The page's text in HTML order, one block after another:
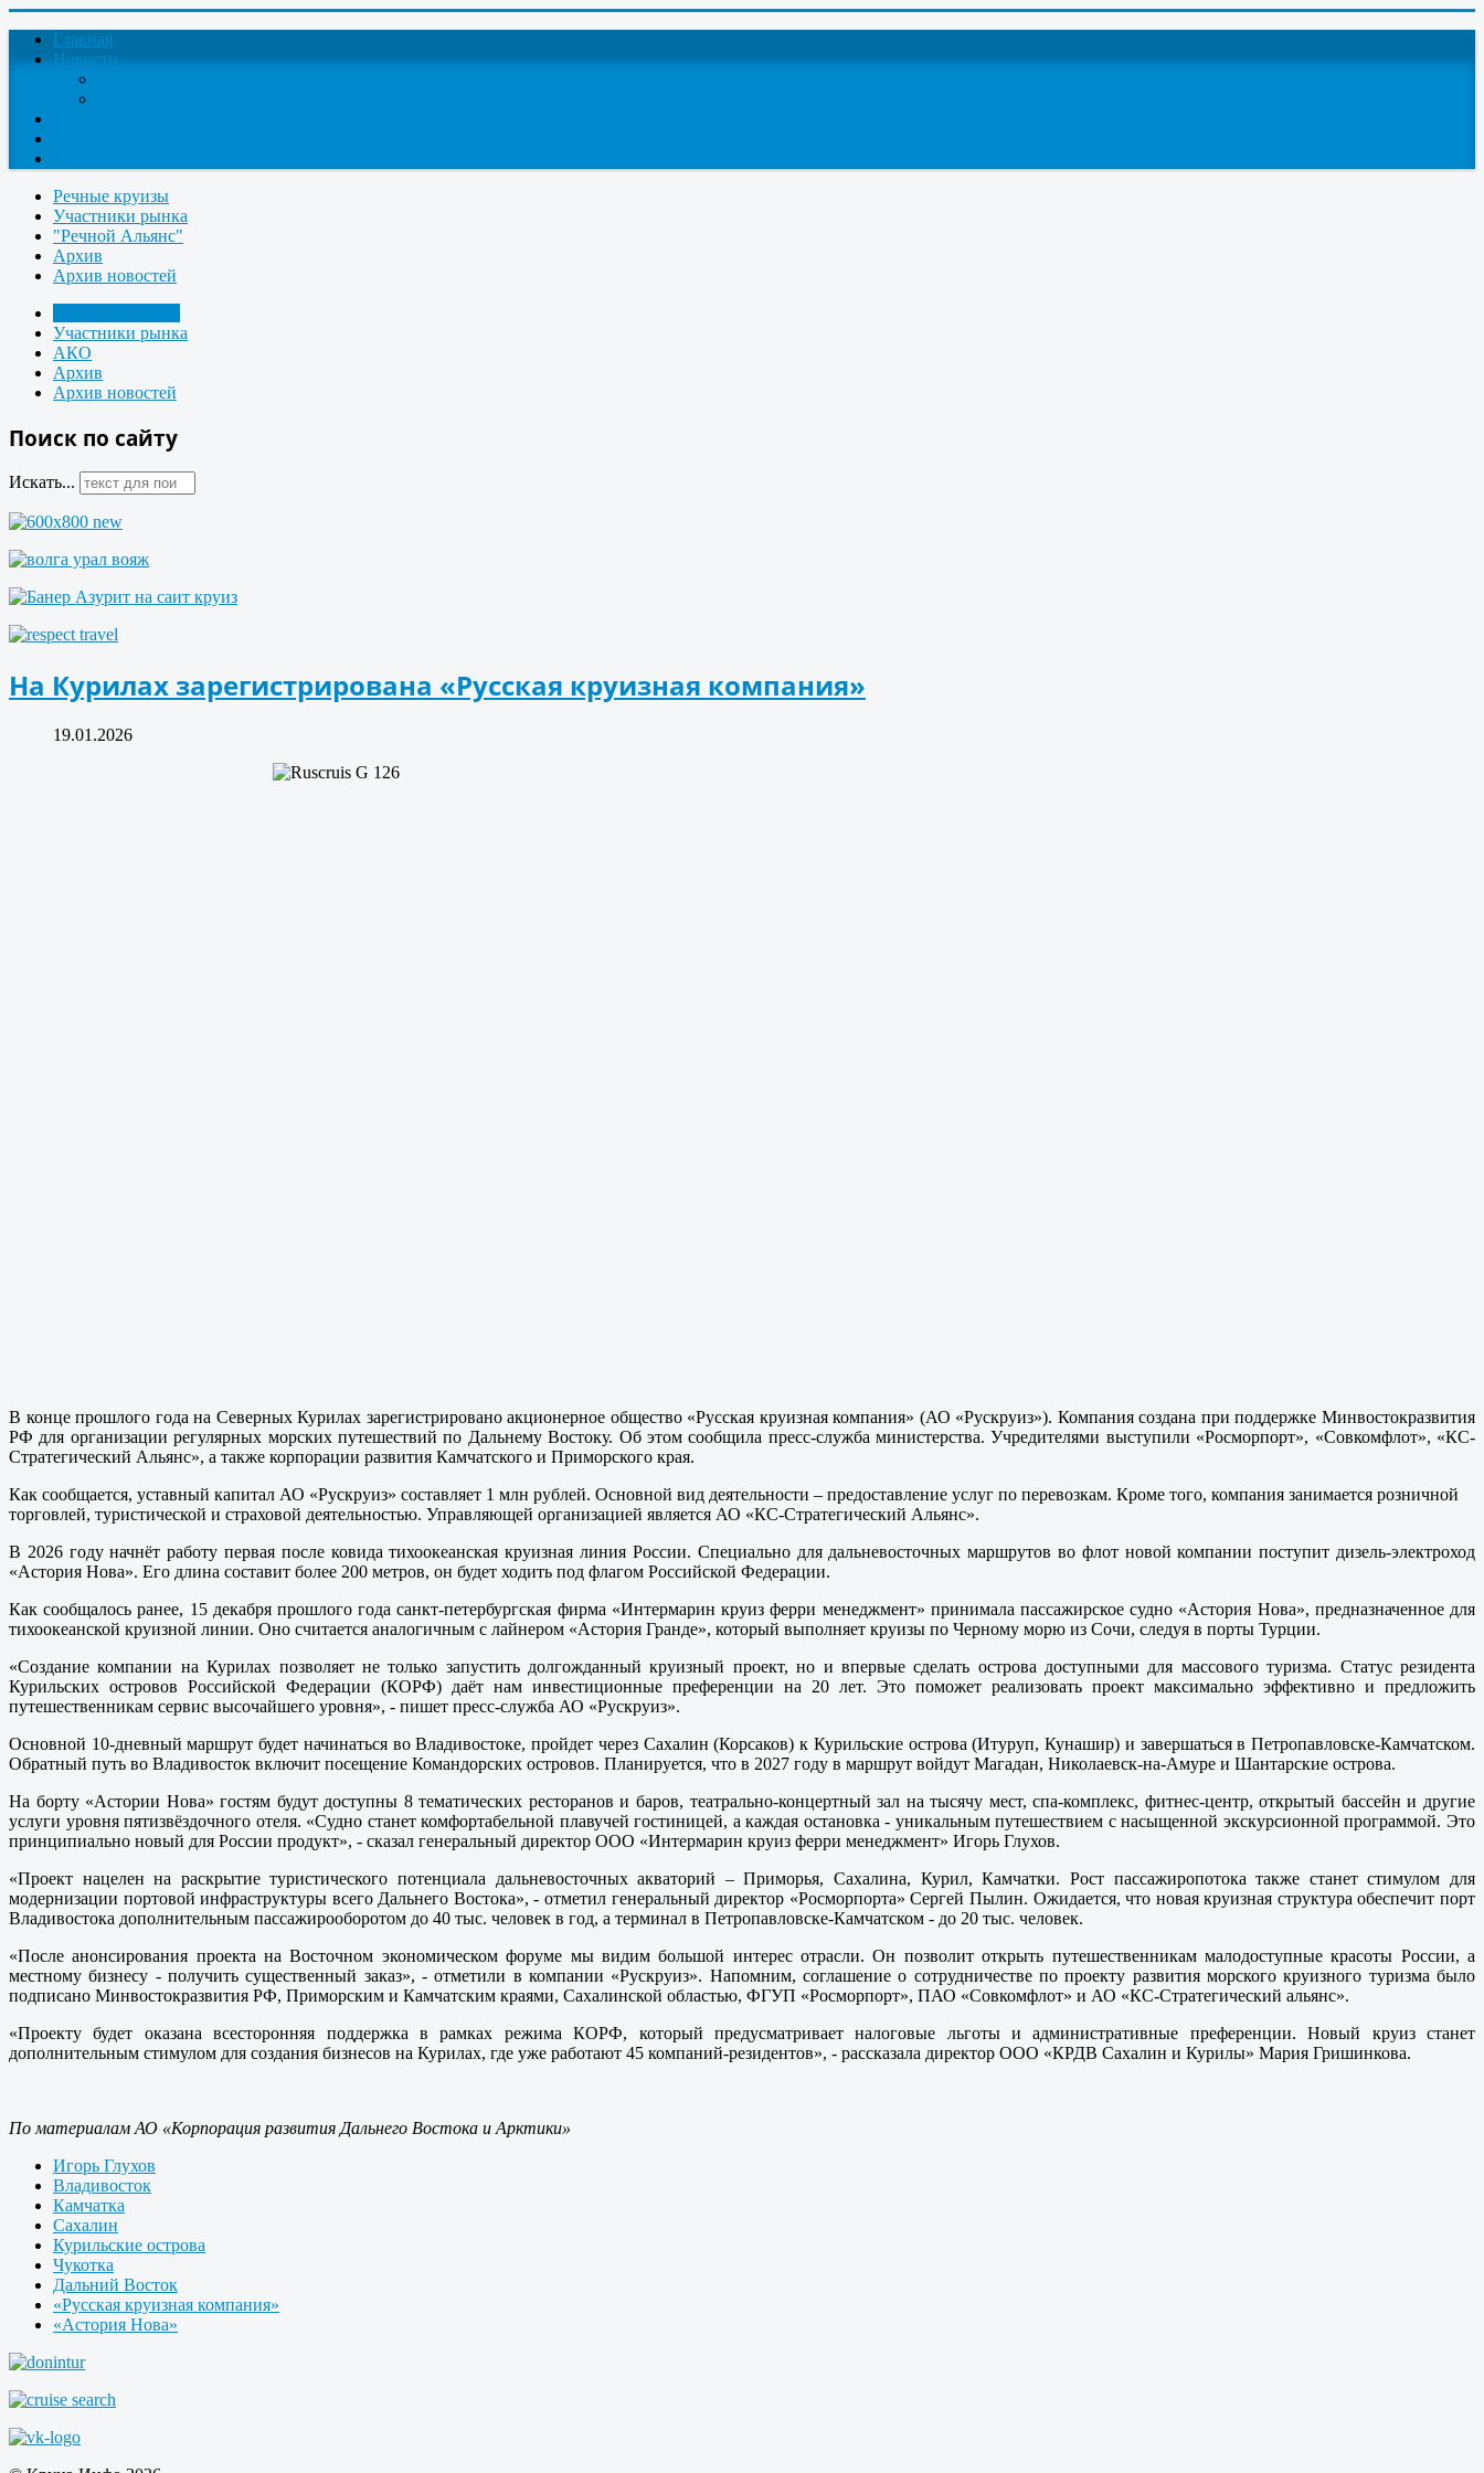
Главная
Новости
Речные круизы
Участники рынка
"Речной Альянс"
Архив
Архив новостей
Участники рынка
АКО
Архив
Архив новостей
Поиск по сайту
Искать...
На Курилах зарегистрирована «Русская круизная компания»
19.01.2026
В конце прошлого года на Северных Курилах зарегистрировано акционерное общество «Русская круизная компания» (АО «Рускруиз»). Компания создана при поддержке Минвостокразвития
РФ для организации регулярных морских путешествий по Дальнему Востоку. Об этом сообщила пресс-служба министерства. Учредителями выступили «Росморпорт», «Совкомфлот», «КС-
Стратегический Альянс», а также корпорации развития Камчатского и Приморского края.
Как сообщается, уставный капитал АО «Рускруиз» составляет 1 млн рублей. Основной вид деятельности – предоставление услуг по перевозкам. Кроме того, компания занимается розничной
торговлей, туристической и страховой деятельностью. Управляющей организацией является АО «КС-Стратегический Альянс».
В 2026 году начнёт работу первая после ковида тихоокеанская круизная линия России. Специально для дальневосточных маршрутов во флот новой компании поступит дизель-электроход
«Астория Нова». Его длина составит более 200 метров, он будет ходить под флагом Российской Федерации.
Как сообщалось ранее, 15 декабря прошлого года санкт-петербургская фирма «Интермарин круиз ферри менеджмент» принимала пассажирское судно «Астория Нова», предназначенное для
тихоокеанской круизной линии. Оно считается аналогичным с лайнером «Астория Гранде», который выполняет круизы по Черному морю из Сочи, следуя в порты Турции.
«Создание компании на Курилах позволяет не только запустить долгожданный круизный проект, но и впервые сделать острова доступными для массового туризма. Статус резидента
Курильских островов Российской Федерации (КОРФ) даёт нам инвестиционные преференции на 20 лет. Это поможет реализовать проект максимально эффективно и предложить
путешественникам сервис высочайшего уровня», - пишет пресс-служба АО «Рускруиз».
Основной 10-дневный маршрут будет начинаться во Владивостоке, пройдет через Сахалин (Корсаков) к Курильские острова (Итуруп, Кунашир) и завершаться в Петропавловске-Камчатском.
Обратный путь во Владивосток включит посещение Командорских островов. Планируется, что в 2027 году в маршрут войдут Магадан, Николаевск-на-Амуре и Шантарские острова.
На борту «Астории Нова» гостям будут доступны 8 тематических ресторанов и баров, театрально-концертный зал на тысячу мест, спа-комплекс, фитнес-центр, открытый бассейн и другие
услуги уровня пятизвёздочного отеля. «Судно станет комфортабельной плавучей гостиницей, а каждая остановка - уникальным путешествием с насыщенной экскурсионной программой. Это
принципиально новый для России продукт», - сказал генеральный директор ООО «Интермарин круиз ферри менеджмент» Игорь Глухов.
«Проект нацелен на раскрытие туристического потенциала дальневосточных акваторий – Приморья, Сахалина, Курил, Камчатки. Рост пассажиропотока также станет стимулом для
модернизации портовой инфраструктуры всего Дальнего Востока», - отметил генеральный директор «Росморпорта» Сергей Пылин. Ожидается, что новая круизная структура обеспечит порт
Владивостока дополнительным пассажирооборотом до 40 тыс. человек в год, а терминал в Петропавловске-Камчатском - до 20 тыс. человек.
«После анонсирования проекта на Восточном экономическом форуме мы видим большой интерес отрасли. Он позволит открыть путешественникам малодоступные красоты России, а
местному бизнесу - получить существенный заказ», - отметили в компании «Рускруиз». Напомним, соглашение о сотрудничестве по проекту развития морского круизного туризма было
подписано Минвостокразвития РФ, Приморским и Камчатским краями, Сахалинской областью, ФГУП «Росморпорт», ПАО «Совкомфлот» и АО «КС-Стратегический альянс».
«Проекту будет оказана всесторонняя поддержка в рамках режима КОРФ, который предусматривает налоговые льготы и административные преференции. Новый круиз станет
дополнительным стимулом для создания бизнесов на Курилах, где уже работают 45 компаний-резидентов», - рассказала директор ООО «КРДВ Сахалин и Курилы» Мария Гришинкова.
По материалам АО «Корпорация развития Дальнего Востока и Арктики»
Игорь Глухов
Владивосток
Камчатка
Сахалин
Курильские острова
Чукотка
Дальний Восток
«Русская круизная компания»
«Астория Нова»